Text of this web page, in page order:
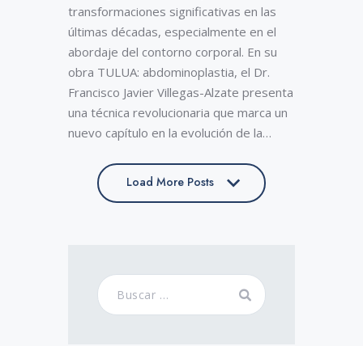
transformaciones significativas en las
últimas décadas, especialmente en el
abordaje del contorno corporal. En su
obra TULUA: abdominoplastia, el Dr.
Francisco Javier Villegas-Alzate presenta
una técnica revolucionaria que marca un
nuevo capítulo en la evolución de la…
Load More Posts